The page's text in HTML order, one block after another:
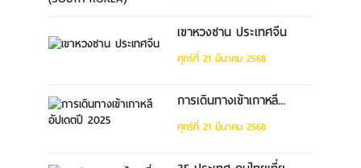
เขาหวงซาน ประเทศจีน
ศุกร์ที่ 21 มีนาคม 2568
การเดินทางเข้าเกาหลี...
ศุกร์ที่ 21 มีนาคม 2568